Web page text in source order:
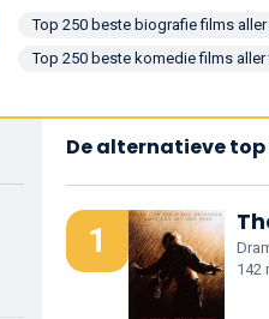
Top 250 beste biografie films
Top 250 beste komedie films aller
De alternatieve
1
142